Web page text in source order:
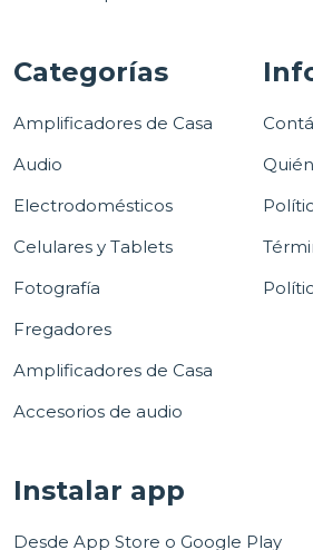
Categorías
Amplificadores de Casa
Audio
Electrodomésticos
Celulares y Tablets
Fotografía
Fregadores
Amplificadores de Casa
Accesorios de audio
Instalar app
Desde App Store o Google Play